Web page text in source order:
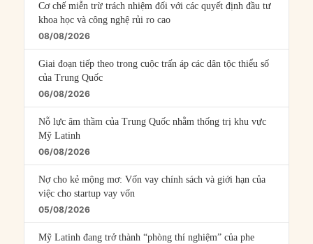
Cơ chế miễn trừ trách nhiệm đối với các quyết định đầu tư
khoa học và công nghệ rủi ro cao
08/08/2026
Giai đoạn tiếp theo trong cuộc trấn áp các dân tộc thiểu số
của Trung Quốc
06/08/2026
Nỗ lực âm thầm của Trung Quốc nhằm thống trị khu vực
Mỹ Latinh
06/08/2026
Nợ cho kẻ mộng mơ: Vốn vay chính sách và giới hạn của
việc cho startup vay vốn
05/08/2026
Mỹ Latinh đang trở thành “phòng thí nghiệm” của phe